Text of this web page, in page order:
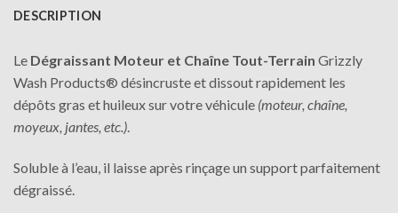
DESCRIPTION
Le Dégraissant Moteur et Chaîne Tout-Terrain Grizzly
Wash Products® désincruste et dissout rapidement les
dépôts gras et huileux sur votre véhicule (moteur, chaîne,
moyeux, jantes, etc.).
Soluble à l’eau, il laisse après rinçage un support parfaitement
dégraissé.